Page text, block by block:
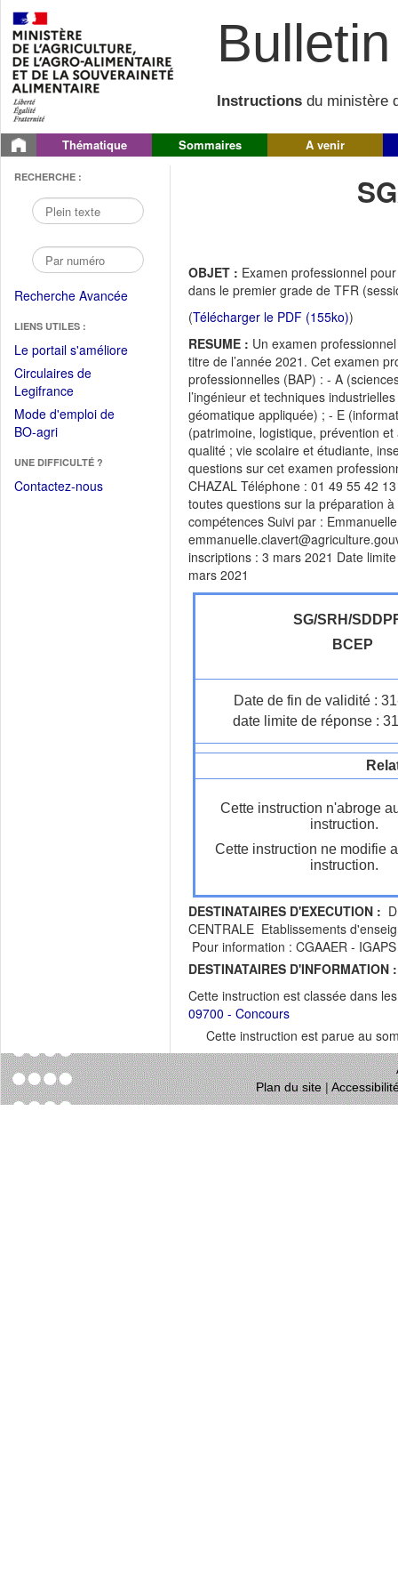
Instructions du ministère
Thématique Sommaires A venir
RECHERCHE :
Recherche Avancée
LIENS UTILES :
Le portail s'améliore(Fichier
Circulaires de
Legifrance(Ouvrir
dans
une
fenêtre)
Mode d'emploi de
BO-agri(Ouvrir
une
nouvelle
UNE DIFFICULTÉ ?
Contactez-nous
OBJET : Examen professionnel
dans le premier grade de TFR
(Télécharger le PDF (155ko))
RESUME : Un examen
titre de l’année 2021. Cet examen
professionnelles (BAP) : - A
l’ingénieur et techniques
géomatique appliquée) ; - E
(patrimoine, logistique, prévention
qualité ; vie scolaire et étudiante,
questions sur cet examen
CHAZAL Téléphone : 01 49 55 42
toutes questions sur la préparation
compétences Suivi par :
inscriptions : 3 mars 2021 Date
mars 2021
SG/SRH/
BCEP
Date de fin de validité :
date limite de réponse :
Cette instruction n'abroge
instruction.
Cette instruction ne modifie
instruction.
DESTINATAIRES D'EXECUTION :
CENTRALE Etablissements
Pour information : CGAAER -
DESTINATAIRES D'INFORMATION :
Cette instruction est classée dans
09700 - Concours
Cette instruction est parue au
Plan du site|